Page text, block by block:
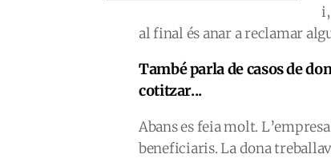
al final és anar a reclamar
També parla de casos de
cotitzar...
Abans es feia molt.
beneficiaris. La dona